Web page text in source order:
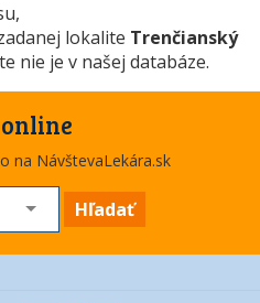
lokalite Trenčianský
nie je v našej databáze.
na NávštevaLekára.sk
Hľadať